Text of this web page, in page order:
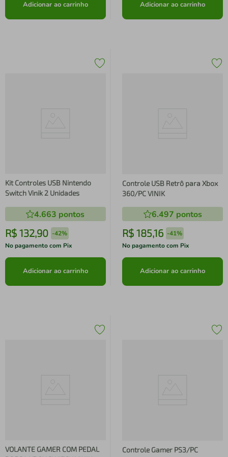
Adicionar ao carrinho Adicionar ao carrinho
Kit Controles USB Nintendo
Switch Vinik 2 Unidades
4.663 pontos
R$ 132,90 -42%
No pagamento com Pix
Adicionar ao carrinho
Controle USB Retrô para Xbox
360/PC VINIK
6.497 pontos
R$ 185,16 -41%
No pagamento com Pix
Adicionar ao carrinho
VOLANTE GAMER COM PEDAL
Controle Gamer PS3/PC